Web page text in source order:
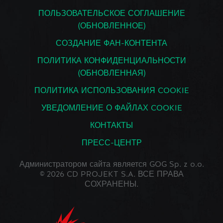
ПОЛЬЗОВАТЕЛЬСКОЕ СОГЛАШЕНИЕ
(ОБНОВЛЕННОЕ)
СОЗДАНИЕ ФАН-КОНТЕНТА
ПОЛИТИКА КОНФИДЕНЦИАЛЬНОСТИ
(ОБНОВЛЕННАЯ)
ПОЛИТИКА ИСПОЛЬЗОВАНИЯ COOKIE
УВЕДОМЛЕНИЕ О ФАЙЛАХ COOKIE
КОНТАКТЫ
ПРЕСС-ЦЕНТР
Администратором сайта является GOG Sp. z o.o.
© 2026 CD PROJEKT S.A. ВСЕ ПРАВА
СОХРАНЕНЫ.